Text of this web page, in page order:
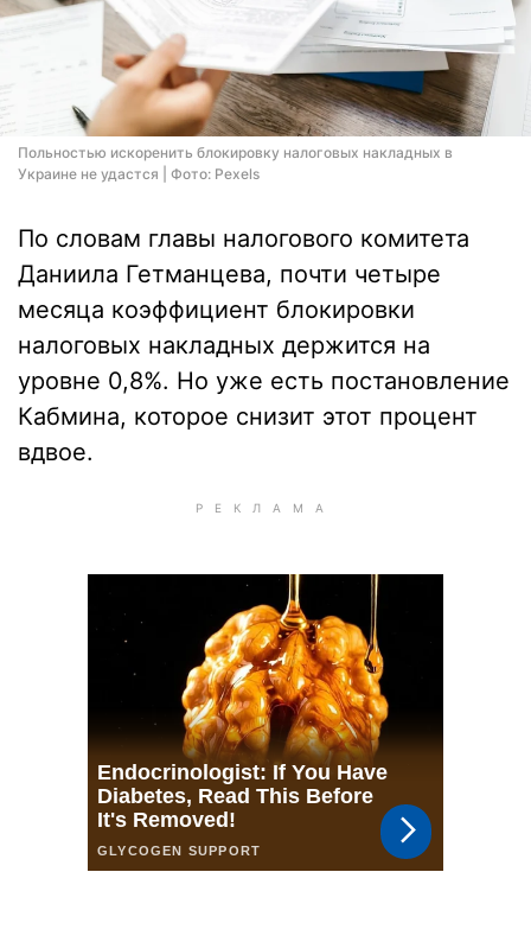
Польностью искоренить блокировку налоговых накладных в
Украине не удастся | Фото: Pexels
По словам главы налогового комитета
Даниила Гетманцева, почти четыре
месяца коэффициент блокировки
налоговых накладных держится на
уровне 0,8%. Но уже есть постановление
Кабмина, которое снизит этот процент
вдвое.